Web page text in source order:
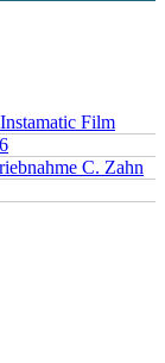
Film
C. Zahn